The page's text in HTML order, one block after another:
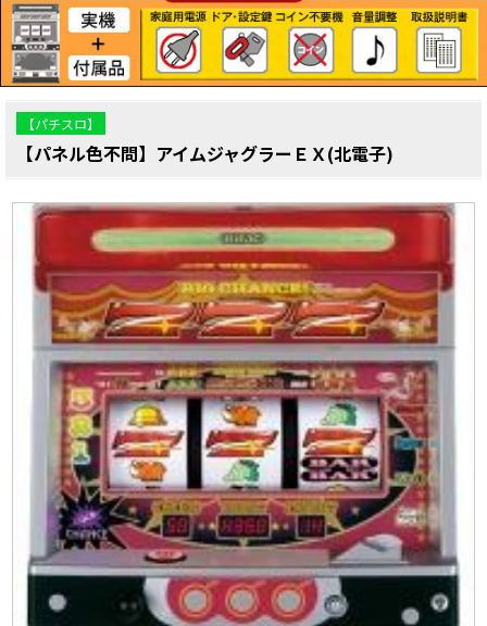
【パチスロ】
【パネル色不問】アイムジャグラーＥＸ(北電子)